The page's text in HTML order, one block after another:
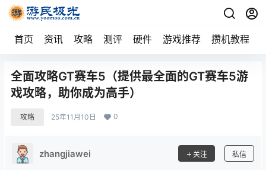
首页 资讯 攻略 测评 硬件 游戏推荐 攒机教程
全面攻略GT赛车5（提供最全面的GT赛车5游
戏攻略，助你成为高手）
攻略 25年11月10日 0
zhangjiawei 关注 私信